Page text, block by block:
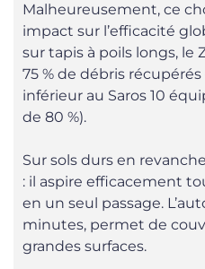
Malheureusement, ce
impact sur l’efficacité
sur tapis à poils longs, le
75 % de débris
inférieur au Saros 10
de 80 %).
Sur sols durs en
: il aspire efficacement
en un seul passage.
minutes, permet de
grandes surfaces.